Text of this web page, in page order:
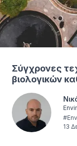
Σύγχρονες
βιολογικών
#
13